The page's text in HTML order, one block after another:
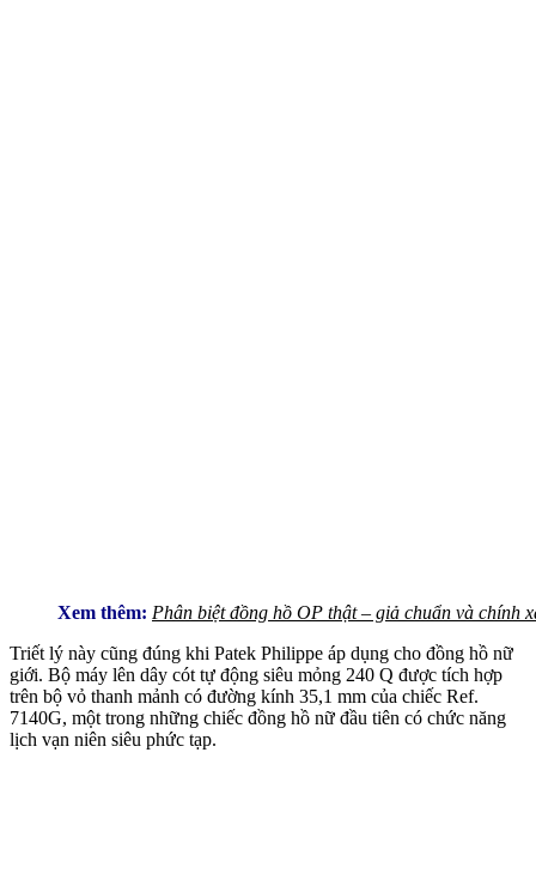
Xem thêm: Phân biệt đồng hồ OP thật – giả chuẩn và chính
Triết lý này cũng đúng khi Patek Philippe áp dụng cho đồng hồ nữ
giới. Bộ máy lên dây cót tự động siêu mỏng 240 Q được tích hợp
trên bộ vỏ thanh mảnh có đường kính 35,1 mm của chiếc Ref.
7140G, một trong những chiếc đồng hồ nữ đầu tiên có chức năng
lịch vạn niên siêu phức tạp.